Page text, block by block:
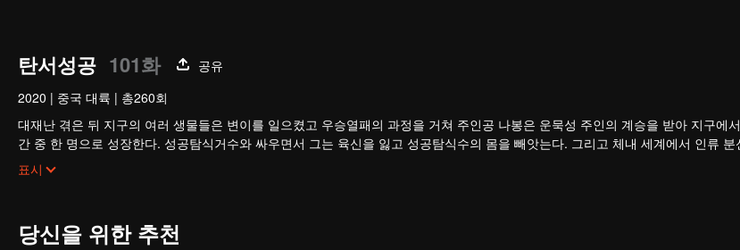
탄서성공 101화
공유
2020 | 중국 대륙 | 총260회
대재난 겪은 뒤 지구의 여러 생물들은 변이를 일으켰고 우승열패의 과정을 거쳐 주인공 나봉은 운묵성 주인의 계승을 받아 지구에
간 중 한 명으로 성장한다. 성공탐식거수와 싸우면서 그는 육신을 잃고 성공탐식수의 몸을 빼앗는다. 그리고 체내 세계에서 인류
구를 벗어나 우주로 발을 내딛기 시작한다.
표시
당신을 위한 추천